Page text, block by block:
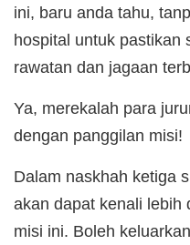
ini, baru anda tahu,
hospital untuk pastikan
rawatan dan jagaan
Ya, merekalah para
dengan panggilan misi!
Dalam naskhah ketiga
akan dapat kenali lebih
misi ini. Boleh